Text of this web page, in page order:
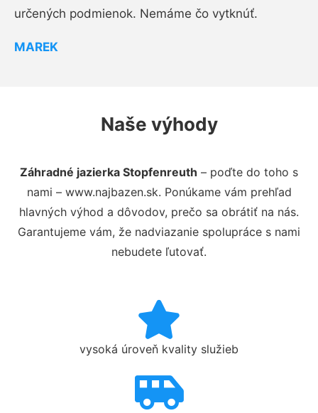
určených podmienok. Nemáme čo vytknúť.
MAREK
Naše výhody
Záhradné jazierka Stopfenreuth – poďte do toho s
nami – www.najbazen.sk. Ponúkame vám prehľad
hlavných výhod a dôvodov, prečo sa obrátiť na nás.
Garantujeme vám, že nadviazanie spolupráce s nami
nebudete ľutovať.
vysoká úroveň kvality služieb